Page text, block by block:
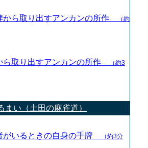
から取り出すアンカンの所作
（約
ら取り出すアンカンの所作
（約3
まい（土田の麻雀道）
がいるときの自身の手牌
（約3分